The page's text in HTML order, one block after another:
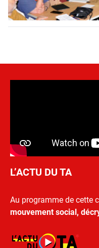
L’ACTU DU TA
Au programme de cette
mouvement social,